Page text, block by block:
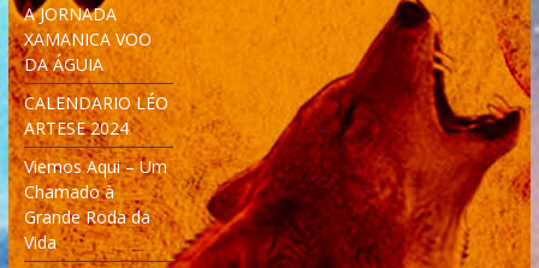
A JORNADA
XAMANICA VOO
DA ÁGUIA
CALENDARIO LÉO
ARTESE 2024
Viemos Aqui – Um
Chamado à
Grande Roda da
Vida